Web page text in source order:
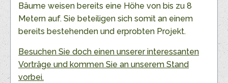
Bäume weisen bereits eine Höhe von bis zu 8
Metern auf. Sie beteiligen sich somit an einem
bereits bestehenden und erprobten Projekt.
Besuchen Sie doch einen unserer interessanten
Vorträge und kommen Sie an unserem Stand
vorbei.